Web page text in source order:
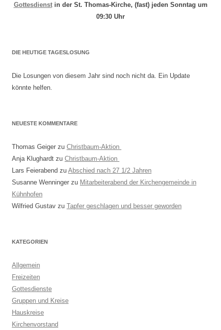
Gottesdienstin der St. Thomas-Kirche, (fast) jeden Sonntag um
09:30 Uhr
DIE HEUTIGE TAGESLOSUNG
Die Losungen von diesem Jahr sind noch nicht da. Ein Update
könnte helfen.
NEUESTE KOMMENTARE
Thomas Geiger zu Christbaum-Aktion
Anja Klughardt zu Christbaum-Aktion
Lars Feierabend zu Abschied nach 27 1/2 Jahren
Susanne Wenninger zu Mitarbeiterabend der Kirchengemeinde in
Kühnhofen
Wilfried Gustav zu Tapfer geschlagen und besser geworden
KATEGORIEN
Allgemein
Freizeiten
Gottesdienste
Gruppen und Kreise
Hauskreise
Kirchenvorstand